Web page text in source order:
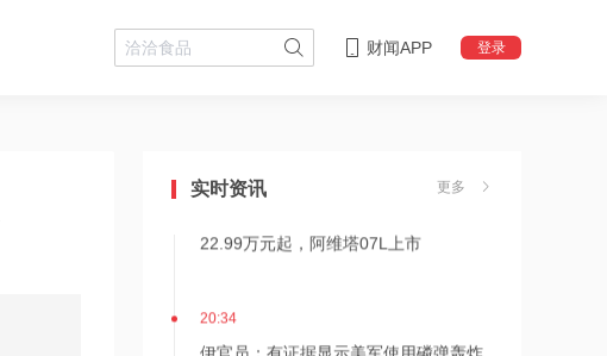
财闻APP 登录
实时资讯 更多
20:35
22.99万元起，阿维塔07L上市
20:34
伊官员：有证据显示美军使用磷弹轰炸